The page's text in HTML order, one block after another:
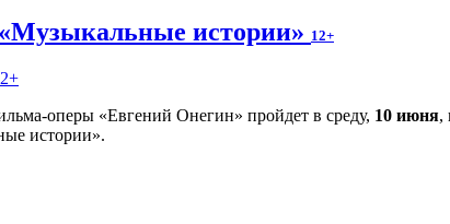
истории» 12+
оперы «Евгений Онегин» пройдет в среду, 10 июня,
истории».